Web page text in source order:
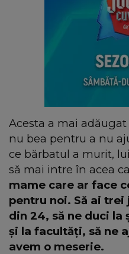
Acesta a mai
nu bea pentru a nu
ce bărbatul a murit, lui
să mai intre în acea
mame care ar face
pentru noi. Să ai
din 24, să ne duci la
și la facultăți, să ne
avem o meserie.